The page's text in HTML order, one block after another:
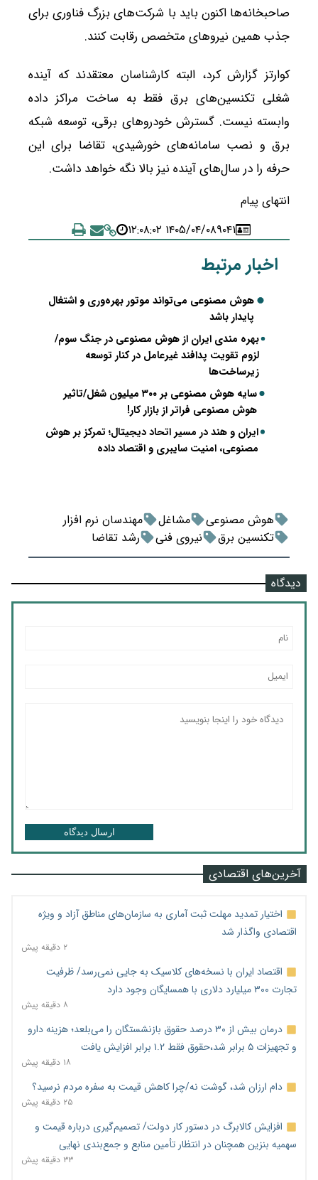
صاحبخانه‌ها اکنون باید با شرکت‌های بزرگ فناوری برای
جذب همین نیروهای متخصص رقابت کنند.
کوارتز گزارش کرد، البته کارشناسان معتقدند که آینده
شغلی تکنسین‌های برق فقط به ساخت مراکز داده
وابسته نیست. گسترش خودروهای برقی، توسعه شبکه
برق و نصب سامانه‌های خورشیدی، تقاضا برای این
حرفه را در سال‌های آینده نیز بالا نگه خواهد داشت.
انتهای پیام
۹۰۴۱۱۴۰۵/۰۴/۰۸ ۱۲:۰۸:۰۲
اخبار مرتبط
هوش مصنوعی می‌تواند موتور بهره‌وری و اشتغال
پایدار باشد
بهره مندی ایران از هوش مصنوعی در جنگ سوم/
لزوم تقویت پدافند غیرعامل در کنار توسعه
زیرساخت‌ها
سایه هوش مصنوعی بر ۳۰۰ میلیون شغل/تاثیر
هوش مصنوعی فراتر از بازار کار!
ایران و هند در مسیر اتحاد دیجیتال؛ تمرکز بر هوش
مصنوعی، امنیت سایبری و اقتصاد داده
هوش مصنوعی مشاغل
مهندسان نرم افزار
تکنسین برق
نیروی فنی رشد تقاضا
دیدگاه
ارسال دیدگاه
آخرین‌های اقتصادی
اختیار تمدید مهلت ثبت آماری به سازمان‌های مناطق آزاد و ویژه
اقتصادی واگذار شد
۲ دقیقه پیش
اقتصاد ایران با نسخه‌های کلاسیک به جایی نمی‌رسد/ ظرفیت
تجارت ۳۰۰ میلیارد دلاری با همسایگان وجود دارد
۸ دقیقه پیش
درمان بیش از ۳۰ درصد حقوق بازنشستگان را می‌بلعد؛ هزینه دارو
و تجهیزات ۵ برابر شد،حقوق فقط ۱.۲ برابر افزایش یافت
۱۸ دقیقه پیش
دام ارزان شد، گوشت نه/چرا کاهش قیمت به سفره مردم نرسید؟
۲۵ دقیقه پیش
افزایش کالابرگ در دستور کار دولت/ تصمیم‌گیری درباره قیمت و
سهمیه بنزین همچنان در انتظار تأمین منابع و جمع‌بندی نهایی
۳۳ دقیقه پیش